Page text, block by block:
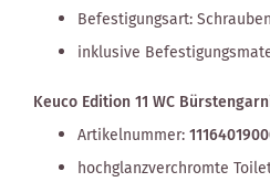
Befestigungsart: Schrauben
inklusive
Keuco Edition 11 WC
Artikelnummer:
hochglanzverchromte